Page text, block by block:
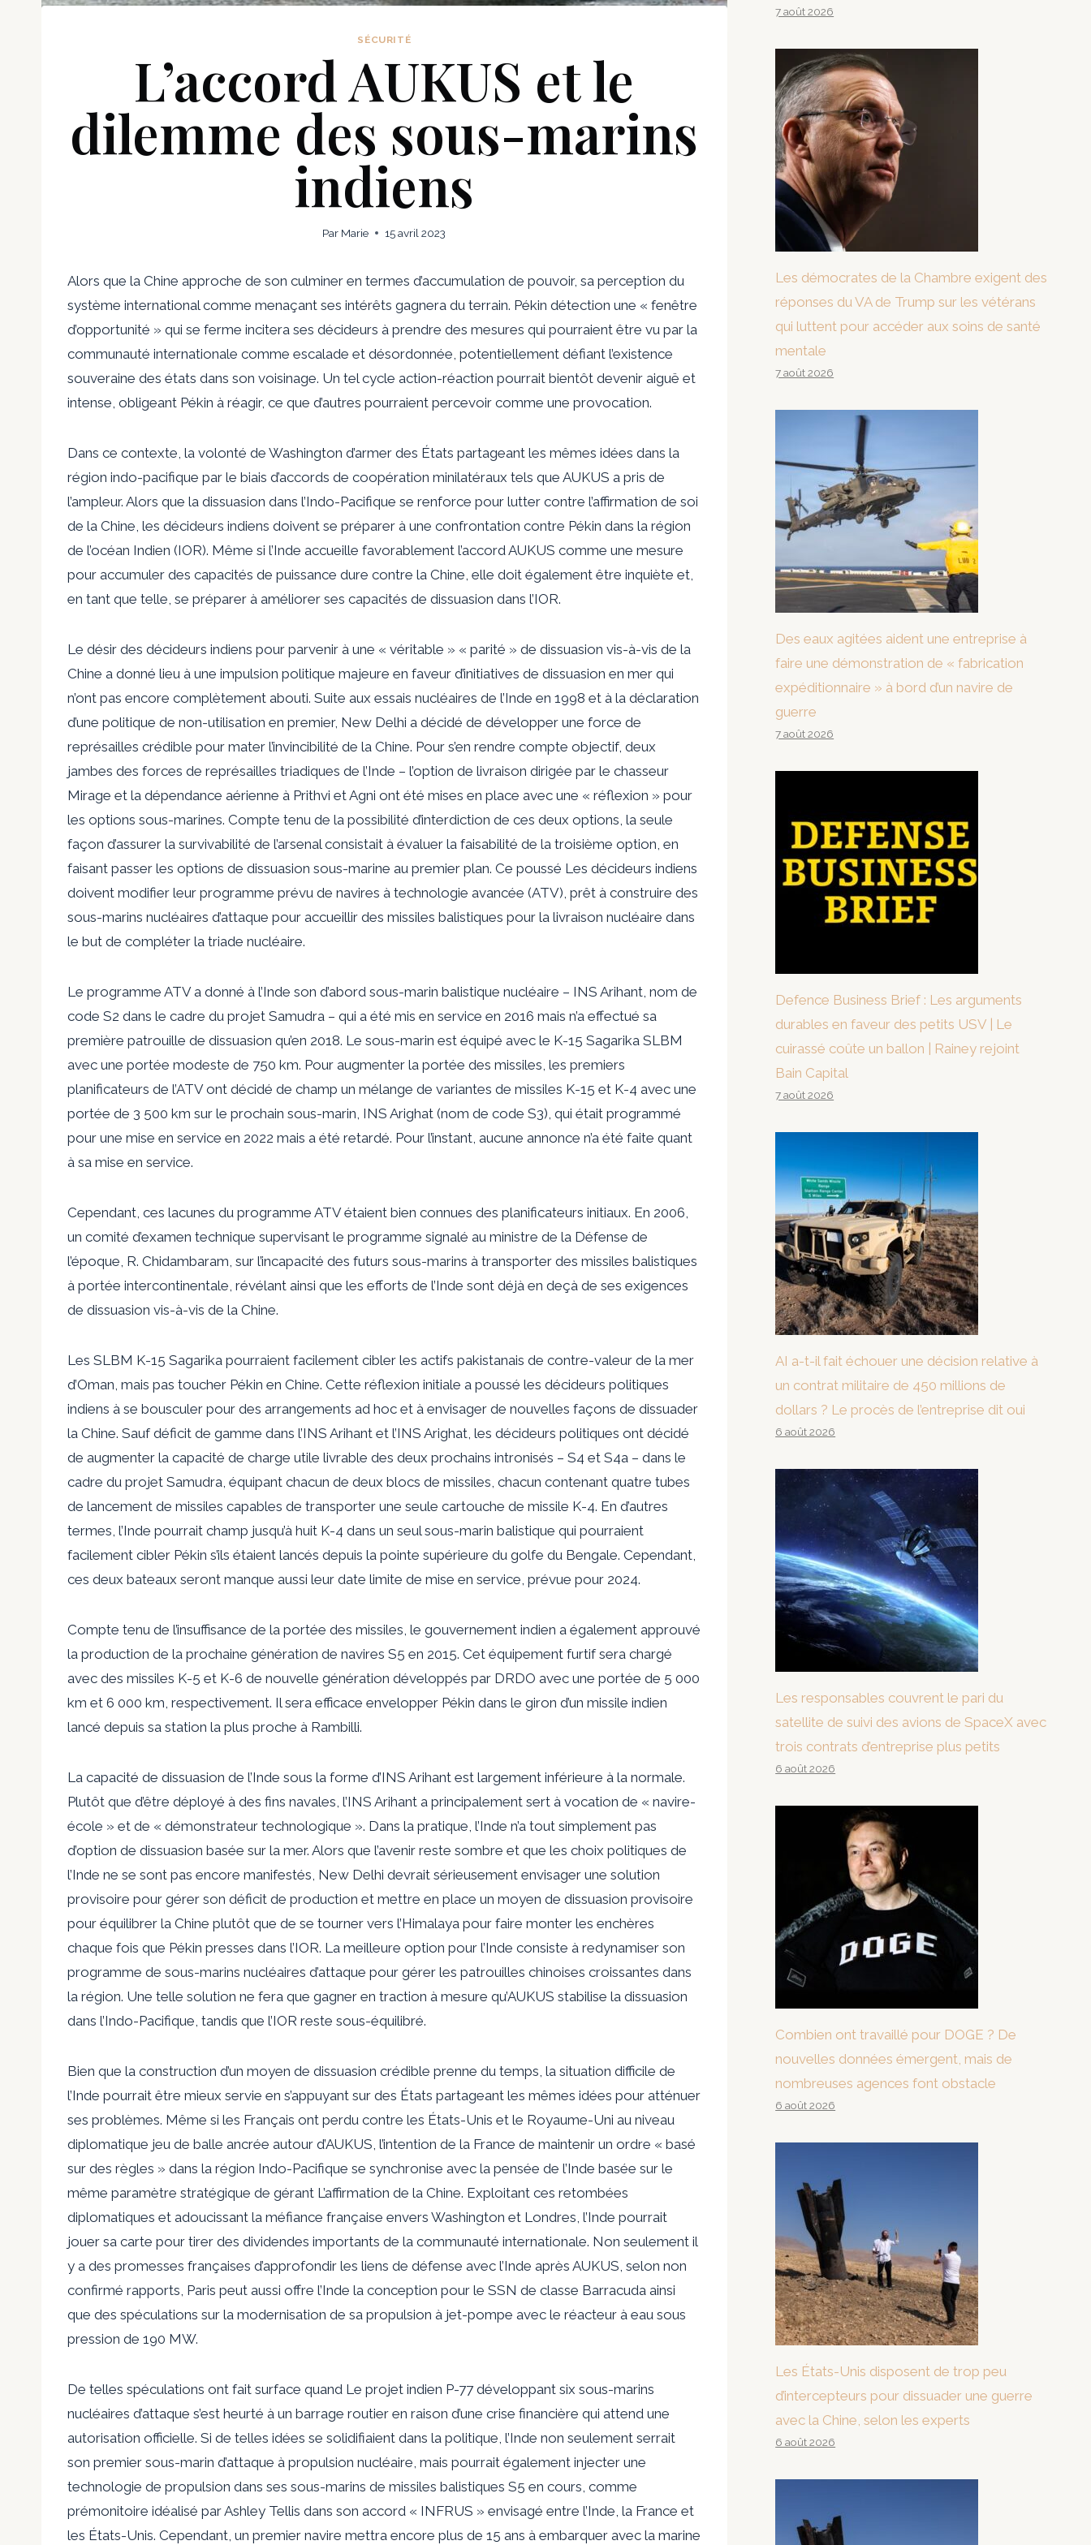
SÉCURITÉ
L’accord AUKUS et le
dilemme des sous-marins
indiens
Par Marie 15 avril 2023
Alors que la Chine approche de son culminer en termes d’accumulation de pouvoir, sa perception du
système international comme menaçant ses intérêts gagnera du terrain. Pékin détection une « fenêtre
d’opportunité » qui se ferme incitera ses décideurs à prendre des mesures qui pourraient être vu par la
communauté internationale comme escalade et désordonnée, potentiellement défiant l’existence
souveraine des états dans son voisinage. Un tel cycle action-réaction pourrait bientôt devenir aiguë et
intense, obligeant Pékin à réagir, ce que d’autres pourraient percevoir comme une provocation.
Dans ce contexte, la volonté de Washington d’armer des États partageant les mêmes idées dans la
région indo-pacifique par le biais d’accords de coopération minilatéraux tels que AUKUS a pris de
l’ampleur. Alors que la dissuasion dans l’Indo-Pacifique se renforce pour lutter contre l’affirmation de soi
de la Chine, les décideurs indiens doivent se préparer à une confrontation contre Pékin dans la région
de l’océan Indien (IOR). Même si l’Inde accueille favorablement l’accord AUKUS comme une mesure
pour accumuler des capacités de puissance dure contre la Chine, elle doit également être inquiète et,
en tant que telle, se préparer à améliorer ses capacités de dissuasion dans l’IOR.
Le désir des décideurs indiens pour parvenir à une « véritable » « parité » de dissuasion vis-à-vis de la
Chine a donné lieu à une impulsion politique majeure en faveur d’initiatives de dissuasion en mer qui
n’ont pas encore complètement abouti. Suite aux essais nucléaires de l’Inde en 1998 et à la déclaration
d’une politique de non-utilisation en premier, New Delhi a décidé de développer une force de
représailles crédible pour mater l’invincibilité de la Chine. Pour s’en rendre compte objectif, deux
jambes des forces de représailles triadiques de l’Inde – l’option de livraison dirigée par le chasseur
Mirage et la dépendance aérienne à Prithvi et Agni ont été mises en place avec une « réflexion » pour
les options sous-marines. Compte tenu de la possibilité d’interdiction de ces deux options, la seule
façon d’assurer la survivabilité de l’arsenal consistait à évaluer la faisabilité de la troisième option, en
faisant passer les options de dissuasion sous-marine au premier plan. Ce poussé Les décideurs indiens
doivent modifier leur programme prévu de navires à technologie avancée (ATV), prêt à construire des
sous-marins nucléaires d’attaque pour accueillir des missiles balistiques pour la livraison nucléaire dans
le but de compléter la triade nucléaire.
Le programme ATV a donné à l’Inde son d’abord sous-marin balistique nucléaire – INS Arihant, nom de
code S2 dans le cadre du projet Samudra – qui a été mis en service en 2016 mais n’a effectué sa
première patrouille de dissuasion qu’en 2018. Le sous-marin est équipé avec le K-15 Sagarika SLBM
avec une portée modeste de 750 km. Pour augmenter la portée des missiles, les premiers
planificateurs de l’ATV ont décidé de champ un mélange de variantes de missiles K-15 et K-4 avec une
portée de 3 500 km sur le prochain sous-marin, INS Arighat (nom de code S3), qui était programmé
pour une mise en service en 2022 mais a été retardé. Pour l’instant, aucune annonce n’a été faite quant
à sa mise en service.
Cependant, ces lacunes du programme ATV étaient bien connues des planificateurs initiaux. En 2006,
un comité d’examen technique supervisant le programme signalé au ministre de la Défense de
l’époque, R. Chidambaram, sur l’incapacité des futurs sous-marins à transporter des missiles balistiques
à portée intercontinentale, révélant ainsi que les efforts de l’Inde sont déjà en deçà de ses exigences
de dissuasion vis-à-vis de la Chine.
Les SLBM K-15 Sagarika pourraient facilement cibler les actifs pakistanais de contre-valeur de la mer
d’Oman, mais pas toucher Pékin en Chine. Cette réflexion initiale a poussé les décideurs politiques
indiens à se bousculer pour des arrangements ad hoc et à envisager de nouvelles façons de dissuader
la Chine. Sauf déficit de gamme dans l’INS Arihant et l’INS Arighat, les décideurs politiques ont décidé
de augmenter la capacité de charge utile livrable des deux prochains intronisés – S4 et S4a – dans le
cadre du projet Samudra, équipant chacun de deux blocs de missiles, chacun contenant quatre tubes
de lancement de missiles capables de transporter une seule cartouche de missile K-4. En d’autres
termes, l’Inde pourrait champ jusqu’à huit K-4 dans un seul sous-marin balistique qui pourraient
facilement cibler Pékin s’ils étaient lancés depuis la pointe supérieure du golfe du Bengale. Cependant,
ces deux bateaux seront manque aussi leur date limite de mise en service, prévue pour 2024.
Compte tenu de l’insuffisance de la portée des missiles, le gouvernement indien a également approuvé
la production de la prochaine génération de navires S5 en 2015. Cet équipement furtif sera chargé
avec des missiles K-5 et K-6 de nouvelle génération développés par DRDO avec une portée de 5 000
km et 6 000 km, respectivement. Il sera efficace envelopper Pékin dans le giron d’un missile indien
lancé depuis sa station la plus proche à Rambilli.
La capacité de dissuasion de l’Inde sous la forme d’INS Arihant est largement inférieure à la normale.
Plutôt que d’être déployé à des fins navales, l’INS Arihant a principalement sert à vocation de « navire-
école » et de « démonstrateur technologique ». Dans la pratique, l’Inde n’a tout simplement pas
d’option de dissuasion basée sur la mer. Alors que l’avenir reste sombre et que les choix politiques de
l’Inde ne se sont pas encore manifestés, New Delhi devrait sérieusement envisager une solution
provisoire pour gérer son déficit de production et mettre en place un moyen de dissuasion provisoire
pour équilibrer la Chine plutôt que de se tourner vers l’Himalaya pour faire monter les enchères
chaque fois que Pékin presses dans l’IOR. La meilleure option pour l’Inde consiste à redynamiser son
programme de sous-marins nucléaires d’attaque pour gérer les patrouilles chinoises croissantes dans
la région. Une telle solution ne fera que gagner en traction à mesure qu’AUKUS stabilise la dissuasion
dans l’Indo-Pacifique, tandis que l’IOR reste sous-équilibré.
Bien que la construction d’un moyen de dissuasion crédible prenne du temps, la situation difficile de
l’Inde pourrait être mieux servie en s’appuyant sur des États partageant les mêmes idées pour atténuer
ses problèmes. Même si les Français ont perdu contre les États-Unis et le Royaume-Uni au niveau
diplomatique jeu de balle ancrée autour d’AUKUS, l’intention de la France de maintenir un ordre « basé
sur des règles » dans la région Indo-Pacifique se synchronise avec la pensée de l’Inde basée sur le
même paramètre stratégique de gérant L’affirmation de la Chine. Exploitant ces retombées
diplomatiques et adoucissant la méfiance française envers Washington et Londres, l’Inde pourrait
jouer sa carte pour tirer des dividendes importants de la communauté internationale. Non seulement il
y a des promesses françaises d’approfondir les liens de défense avec l’Inde après AUKUS, selon non
confirmé rapports, Paris peut aussi offre l’Inde la conception pour le SSN de classe Barracuda ainsi
que des spéculations sur la modernisation de sa propulsion à jet-pompe avec le réacteur à eau sous
pression de 190 MW.
De telles spéculations ont fait surface quand Le projet indien P-77 développant six sous-marins
nucléaires d’attaque s’est heurté à un barrage routier en raison d’une crise financière qui attend une
autorisation officielle. Si de telles idées se solidifiaient dans la politique, l’Inde non seulement serrait
son premier sous-marin d’attaque à propulsion nucléaire, mais pourrait également injecter une
technologie de propulsion dans ses sous-marins de missiles balistiques S5 en cours, comme
prémonitoire idéalisé par Ashley Tellis dans son accord « INFRUS » envisagé entre l’Inde, la France et
les États-Unis. Cependant, un premier navire mettra encore plus de 15 ans à embarquer avec la marine
7 août 2026
Les démocrates de la Chambre exigent des
réponses du VA de Trump sur les vétérans
qui luttent pour accéder aux soins de santé
mentale
7 août 2026
Des eaux agitées aident une entreprise à
faire une démonstration de « fabrication
expéditionnaire » à bord d’un navire de
guerre
7 août 2026
Defence Business Brief : Les arguments
durables en faveur des petits USV | Le
cuirassé coûte un ballon | Rainey rejoint
Bain Capital
7 août 2026
AI a-t-il fait échouer une décision relative à
un contrat militaire de 450 millions de
dollars ? Le procès de l’entreprise dit oui
6 août 2026
Les responsables couvrent le pari du
satellite de suivi des avions de SpaceX avec
trois contrats d’entreprise plus petits
6 août 2026
Combien ont travaillé pour DOGE ? De
nouvelles données émergent, mais de
nombreuses agences font obstacle
6 août 2026
Les États-Unis disposent de trop peu
d’intercepteurs pour dissuader une guerre
avec la Chine, selon les experts
6 août 2026